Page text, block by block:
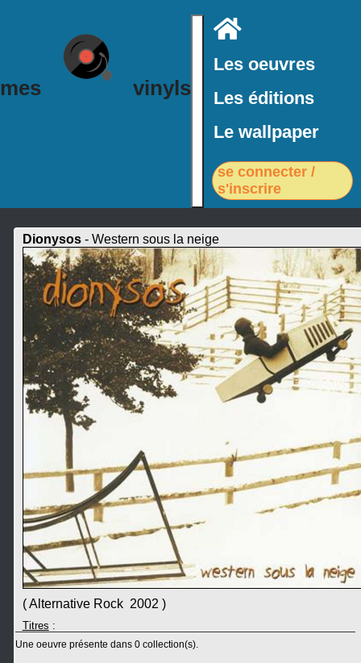
mes vinyls
Accueil
Les oeuvres
Les éditions
Le wallpaper
se connecter /
s'inscrire
Dionysos- Western sous la neige
( Alternative Rock 2002 )
Titres :
Une oeuvre présente dans 0 collection(s).